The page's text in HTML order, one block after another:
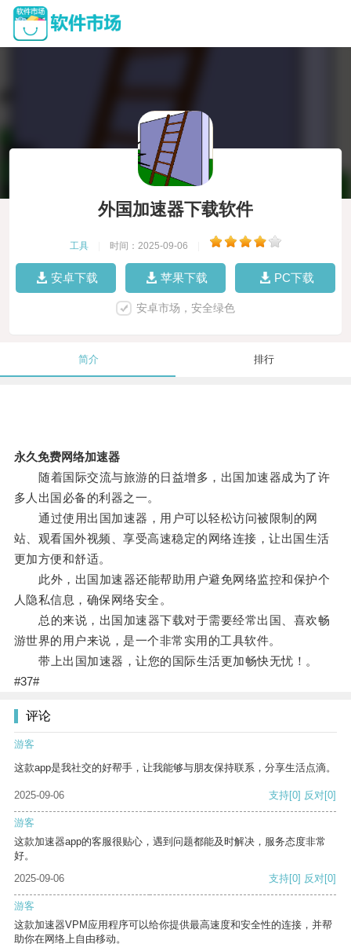
外国加速器下载软件
工具 时间：2025-09-06
安卓下载 苹果下载 PC下载
安卓市场，安全绿色
简介 排行
永久免费网络加速器
随着国际交流与旅游的日益增多，出国加速器成为了许
多人出国必备的利器之一。
通过使用出国加速器，用户可以轻松访问被限制的网
站、观看国外视频、享受高速稳定的网络连接，让出国生活
更加方便和舒适。
此外，出国加速器还能帮助用户避免网络监控和保护个
人隐私信息，确保网络安全。
总的来说，出国加速器下载对于需要经常出国、喜欢畅
游世界的用户来说，是一个非常实用的工具软件。
带上出国加速器，让您的国际生活更加畅快无忧！。
#37#
评论
游客
这款app是我社交的好帮手，让我能够与朋友保持联系，分享生活点滴。
2025-09-06 支持[0] 反对[0]
游客
这款加速器app的客服很贴心，遇到问题都能及时解决，服务态度非常
好。
2025-09-06
支持[0] 反对[0]
游客
这款加速器VPM应用程序可以给你提供最高速度和安全性的连接，并帮
助你在网络上自由移动。